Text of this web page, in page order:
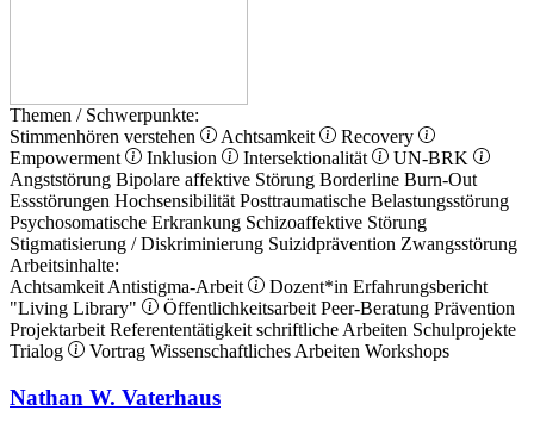
Themen / Schwerpunkte:
Stimmenhören verstehen
Achtsamkeit
Recovery
Empowerment
Inklusion Intersektionalität
UN-BRK
Angststörung Bipolare affektive Störung Borderline Burn-Out
Essstörungen Hochsensibilität Posttraumatische Belastungsstörung
Psychosomatische Erkrankung Schizoaffektive Störung
Stigmatisierung / Diskriminierung Suizidprävention Zwangsstörung
Arbeitsinhalte:
Achtsamkeit Antistigma-Arbeit Dozent*in Erfahrungsbericht
"Living Library"
Öffentlichkeitsarbeit Peer-Beratung Prävention
Projektarbeit Referententätigkeit schriftliche Arbeiten Schulprojekte
Trialog
Vortrag Wissenschaftliches Arbeiten Workshops
Nathan W. Vaterhaus